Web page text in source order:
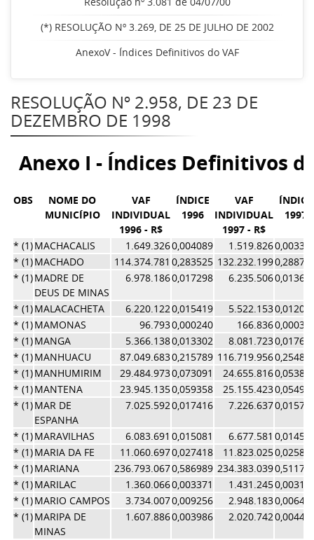
(*) RESOLUÇÃO Nº 3.269, DE 25 DE JULHO DE 2002
AnexoV - Índices Definitivos do VAF
RESOLUÇÃO Nº 2.958, DE 23 DE
DEZEMBRO DE 1998
Anexo I - Índices Definitivos
OBS
NOME DO
MUNICÍPIO
VAF
INDIVIDUAL
1996 - R$
ÍNDICE
1996
VAF
INDIVIDUAL
1997 - R$
ÍNDICE
1997
* (1)MACHACALIS 1.649.3260,004089 1.519.826
* (1)MACHADO 114.374.781 0,283525 132.232.199
* (1)MADRE DE
DEUS DE MINAS
6.978.1860,017298 6.235.506
* (1)MALACACHETA 6.220.1220,015419 5.522.153
* (1)MAMONAS 96.7930,000240 166.836
* (1)MANGA 5.366.1380,013302 8.081.723
* (1)MANHUACU 87.049.6830,215789 116.719.956
* (1)MANHUMIRIM 29.484.9730,073091 24.655.816
* (1)MANTENA 23.945.1350,059358 25.155.423
* (1)MAR DE
ESPANHA
7.025.5920,017416 7.226.637
* (1)MARAVILHAS 6.083.691 0,015081 6.677.581
* (1)MARIA DA FE 11.060.6970,027418 11.823.025
* (1)MARIANA 236.793.0670,586989 234.383.039
* (1)MARILAC 1.360.0660,003371 1.431.245
* (1)MARIO CAMPOS 3.734.0070,009256 2.948.183
* (1)MARIPA DE
MINAS
1.607.8860,003986 2.020.742